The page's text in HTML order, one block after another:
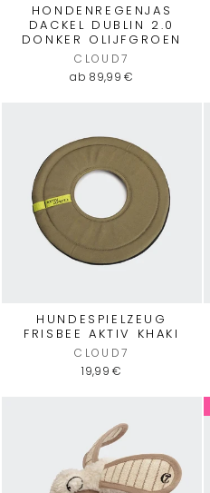
HONDENREGENJAS
DACKEL DUBLIN 2.0
DONKER OLIJFGROEN
CLOUD7
ab 89,99 €
HUNDESPIELZEUG
FRISBEE AKTIV KHAKI
CLOUD7
19,99 €